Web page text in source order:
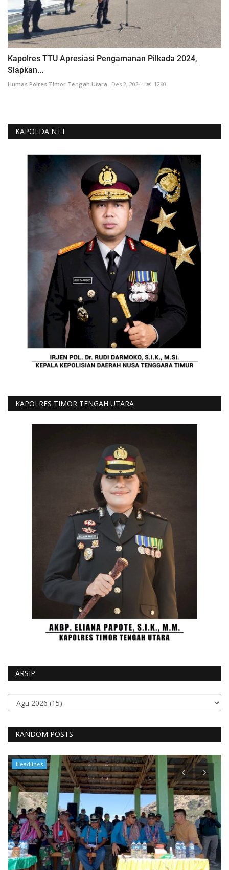
Kapolres TTU Apresiasi Pengamanan Pilkada 2024,
Siapkan...
Humas Polres Timor Tengah Utara Des 2, 2024 1260
KAPOLDA NTT
KAPOLRES TIMOR TENGAH UTARA
ARSIP
RANDOM POSTS
Headlines